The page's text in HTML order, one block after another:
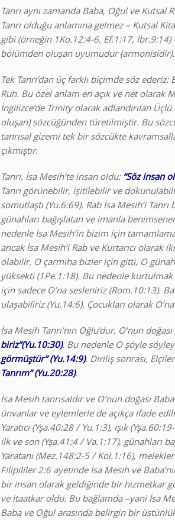
Tanrı aynı zamanda Baba, Oğul ve Kutsal
Tanrı olduğu anlamına gelmez – Kutsal
gibi (örneğin 1Ko.12:4-6, Ef.1:17, İbr.9:14)
bölümden oluşan uyumudur (armonisidir).
Tek Tanrı’dan üç farklı biçimde söz
Ruh. Bu özel anlam en açık ve net olarak
İngilizce’de Trinity olarak adlandırılan
oluşan) sözcüğünden türetilmiştir. Bu
tanrısal gizemi tek bir sözcükte
çıkmıştır.
Tanrı, İsa Mesih’te insan oldu: “Söz insan
Tanrı görünebilir, işitilebilir ve
somutlaştı (Yu.6:69). Rab İsa Mesih’i
günahları bağışlatan ve imanla
nedenle İsa Mesih’in bizim için
ancak İsa Mesih’i Rab ve Kurtarıcı
olabilir. O çarmıha bizler için gitti, O
yüksekti (1Pe.1:18). Bu nedenle kurtulmak
için sadece O’na sesleniriz (Rom.10:13).
ulaşabiliriz (Yu.14:6). Çocukları olarak
İsa Mesih Tanrı’nın Oğlu’dur, O’nun doğası
biriz”(Yu.10:30). Bu nedenle O şöyle
görmüştür” (Yu.14:9). Diriliş sonrası,
Tanrım” (Yu.20:28).
İsa Mesih tanrısaldır ve O’nun doğası
ünvanlar ve eylemlerle de açıkça ifade
Yaratıcı (Yşa.40:28 / Yu.1:3), ışık
ilk ve son (Yşa.41:4 / Va.1:17), günahları
Yaratanı (Mez.148:2-5 / Kol.1:16),
Filipililer 2:6 ayetinde İsa Mesih ve
bir insan olarak geldiğinde bir hizmetkar
ve itaatkar oldu. Bu bağlamda –yani İsa
Baba ve Oğul arasında belirgin bir